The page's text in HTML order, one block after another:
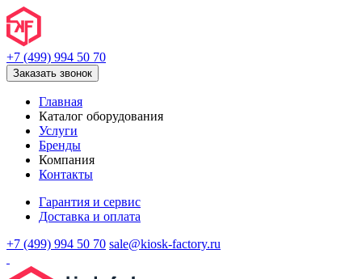
+7 (499) 994 50 70
Заказать звонок
Главная
Каталог оборудования
Услуги
Бренды
Компания
Контакты
Гарантия и сервис
Доставка и оплата
+7 (499) 994 50 70 sale@kiosk-factory.ru